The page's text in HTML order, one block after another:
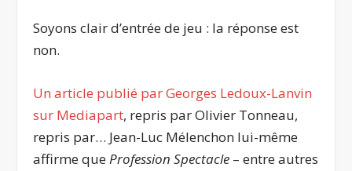
Soyons clair d’entrée de jeu : la réponse est
non.
Un article publié par Georges Ledoux-Lanvin
sur Mediapart, repris parOlivier Tonneau,
repris par… Jean-Luc Mélenchon lui-même
affirme queProfession Spectacle – entre autres